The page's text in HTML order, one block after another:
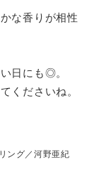
な香りが相性
日にも◎。
くださいね。
グ／河野亜紀